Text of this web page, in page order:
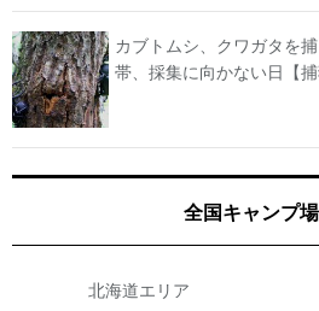
カブトムシ、クワガタを
帯、採集に向かない日【捕
全国キャンプ
北海道エリア